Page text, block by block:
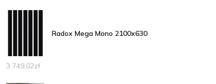
Radox Mega Mono 2100x630
3 749,02zł